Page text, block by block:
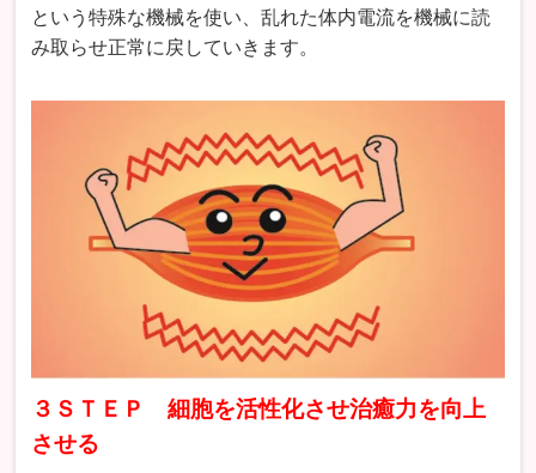
という特殊な機械を使い、乱れた体内電流を機械に読
み取らせ正常に戻していきます。
３ＳＴＥＰ 細胞を活性化させ治癒力を向上
させる